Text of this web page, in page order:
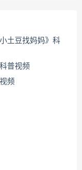
土豆找妈妈》科
普视频
频